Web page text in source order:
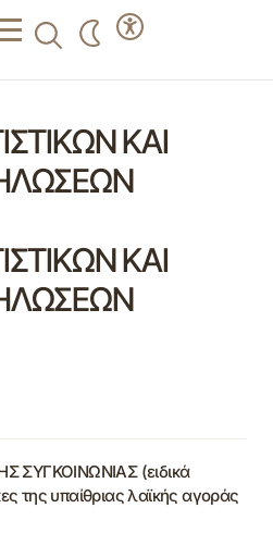
ΚΑΙ
ΚΑΙ
(ειδικά
της υπαίθριας λαϊκής αγοράς